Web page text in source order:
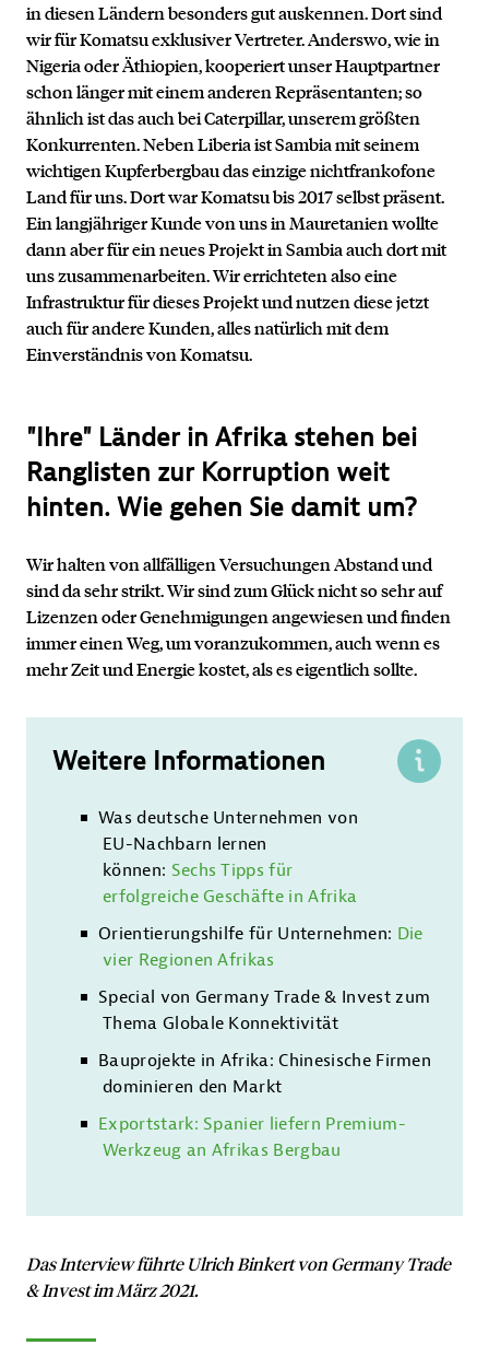
in diesen Ländern besonders gut auskennen. Dort sind
wir für Komatsu exklusiver Vertreter. Anderswo, wie in
Nigeria oder Äthiopien, kooperiert unser Hauptpartner
schon länger mit einem anderen Repräsentanten; so
ähnlich ist das auch bei Caterpillar, unserem größten
Konkurrenten. Neben Liberia ist Sambia mit seinem
wichtigen Kupferbergbau das einzige nichtfrankofone
Land für uns. Dort war Komatsu bis 2017 selbst präsent.
Ein langjähriger Kunde von uns in Mauretanien wollte
dann aber für ein neues Projekt in Sambia auch dort mit
uns zusammenarbeiten. Wir errichteten also eine
Infrastruktur für dieses Projekt und nutzen diese jetzt
auch für andere Kunden, alles natürlich mit dem
Einverständnis von Komatsu.
"Ihre" Länder in Afrika stehen bei
Ranglisten zur Korruption weit
hinten. Wie gehen Sie damit um?
Wir halten von allfälligen Versuchungen Abstand und
sind da sehr strikt. Wir sind zum Glück nicht so sehr auf
Lizenzen oder Genehmigungen angewiesen und finden
immer einen Weg, um voranzukommen, auch wenn es
mehr Zeit und Energie kostet, als es eigentlich sollte.
Weitere Informationen
Was deutsche Unternehmen von
EU-Nachbarn lernen
können: Sechs Tipps für
erfolgreiche Geschäfte in Afrika
Orientierungshilfe für Unternehmen: Die
vier Regionen Afrikas
Special von Germany Trade & Invest zum
Thema Globale Konnektivität
Bauprojekte in Afrika: Chinesische Firmen
dominieren den Markt
Exportstark: Spanier liefern Premium-
Werkzeug an Afrikas Bergbau
Das Interview führte Ulrich Binkert von Germany Trade
& Invest im März 2021.